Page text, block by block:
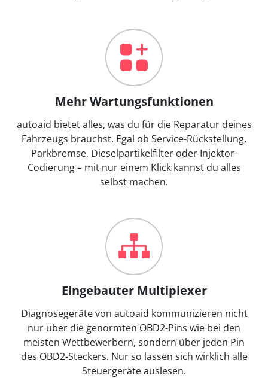
Mehr Wartungsfunktionen
autoaid bietet alles, was du für die Reparatur deines
Fahrzeugs brauchst. Egal ob Service-Rückstellung,
Parkbremse, Dieselpartikelfilter oder Injektor-
Codierung – mit nur einem Klick kannst du alles
selbst machen.
Eingebauter Multiplexer
Diagnosegeräte von autoaid kommunizieren nicht
nur über die genormten OBD2-Pins wie bei den
meisten Wettbewerbern, sondern über jeden Pin
des OBD2-Steckers. Nur so lassen sich wirklich alle
Steuergeräte auslesen.